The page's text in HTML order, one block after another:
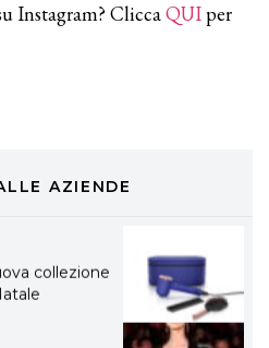
Instagram? CliccaQUIper
AZIENDE
beauty
2022: I
collezione